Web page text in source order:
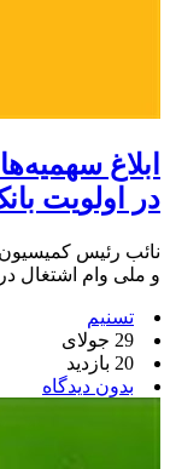
ابلاغ
در اولویت
نائب رئیس
و ملی وام اشتغال
تسنیم
29 جولای
20 بازدید
بدون دیدگاه